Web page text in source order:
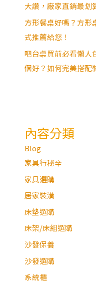
大讚，廠家直銷最划
方形餐桌好嗎？方形
式推薦給您！
吧台桌買前必看懶人
個好？如何完美搭配
內容分類
Blog
家具行秘辛
家具選購
居家裝潢
床墊選購
床架/床組選購
沙發保養
沙發選購
系統櫃